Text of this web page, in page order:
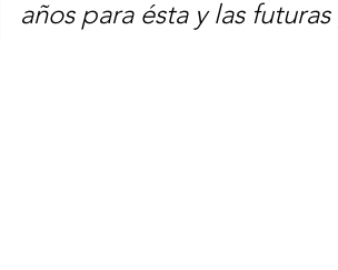
años para ésta y las